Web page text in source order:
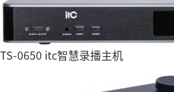
TS-0650 itc智慧录播主机